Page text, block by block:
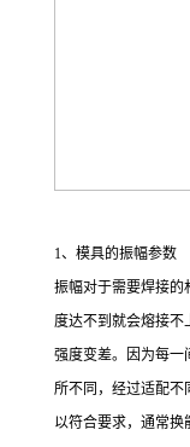
1、模具的振幅参数
振幅对于需要焊接的
度达不到就会熔接不
强度变差。因为每一
所不同，经过适配不
以符合要求，通常